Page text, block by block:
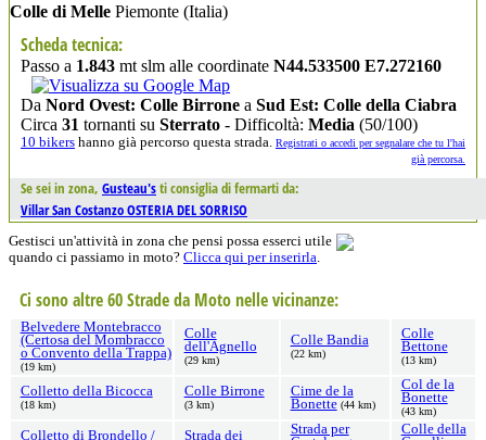
Colle di Melle Piemonte (Italia)
Scheda tecnica:
Passo a 1.843 mt slm alle coordinate N44.533500 E7.272160
Da Nord Ovest: Colle Birrone a Sud Est: Colle della Ciabra
Circa 31 tornanti su Sterrato - Difficoltà: Media (50/100)
10 bikers hanno già percorso questa strada. Registrati o accedi per segnalare che tu l'hai
già percorsa.
Se sei in zona, Gusteau'sti consiglia di fermarti da:
Villar San Costanzo OSTERIA DEL SORRISO
Gestisci un'attività in zona che pensi possa esserci utile
quando ci passiamo in moto? Clicca qui per inserirla.
Ci sono altre 60 Strade da Moto nelle vicinanze:
Belvedere Montebracco
(Certosa del Mombracco
o Convento della Trappa)
(19 km)
Colle
dell'Agnello
(29 km)
Colle Bandia
(22 km)
Colle
Bettone
(13 km)
Colletto della Bicocca
(18 km)
Colle Birrone
(3 km)
Cime de la
Bonette (44 km)
Col de la
Bonette
(43 km)
Colletto di Brondello / Strada dei
Strada per
Colle della